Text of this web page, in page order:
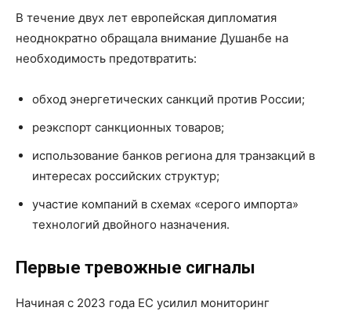
В течение двух лет европейская дипломатия
неоднократно обращала внимание Душанбе на
необходимость предотвратить:
обход энергетических санкций против России;
реэкспорт санкционных товаров;
использование банков региона для транзакций в
интересах российских структур;
участие компаний в схемах «серого импорта»
технологий двойного назначения.
Первые тревожные сигналы
Начиная с 2023 года ЕС усилил мониторинг